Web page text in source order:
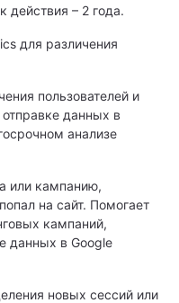
действия – 2 года.
для различения
пользователей и
данных в
анализе
или кампанию,
на сайт. Помогает
кампаний,
данных в Google
новых сессий или